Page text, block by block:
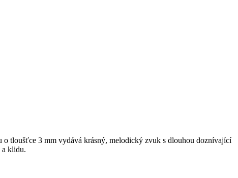
tloušťce 3 mm vydává krásný, melodický zvuk s dlouhou doznívající
a klidu.